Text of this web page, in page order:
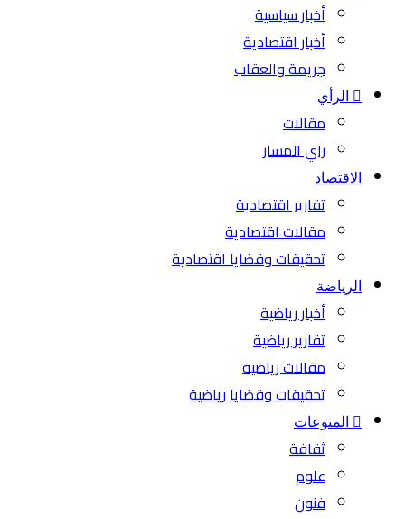
أخبار سياسية
أخبار اقتصادية
جريمة والعقاب
الرأي
مقالات
راي المسار
الاقتصاد
تقارير اقتصادية
مقالات اقتصادية
تحقيقات وقضايا اقتصادية
الرياضة
أخبار رياضية
تقارير رياضية
مقالات رياضية
تحقيقات وقضايا رياضية
المنوعات
ثقافة
علوم
فنون